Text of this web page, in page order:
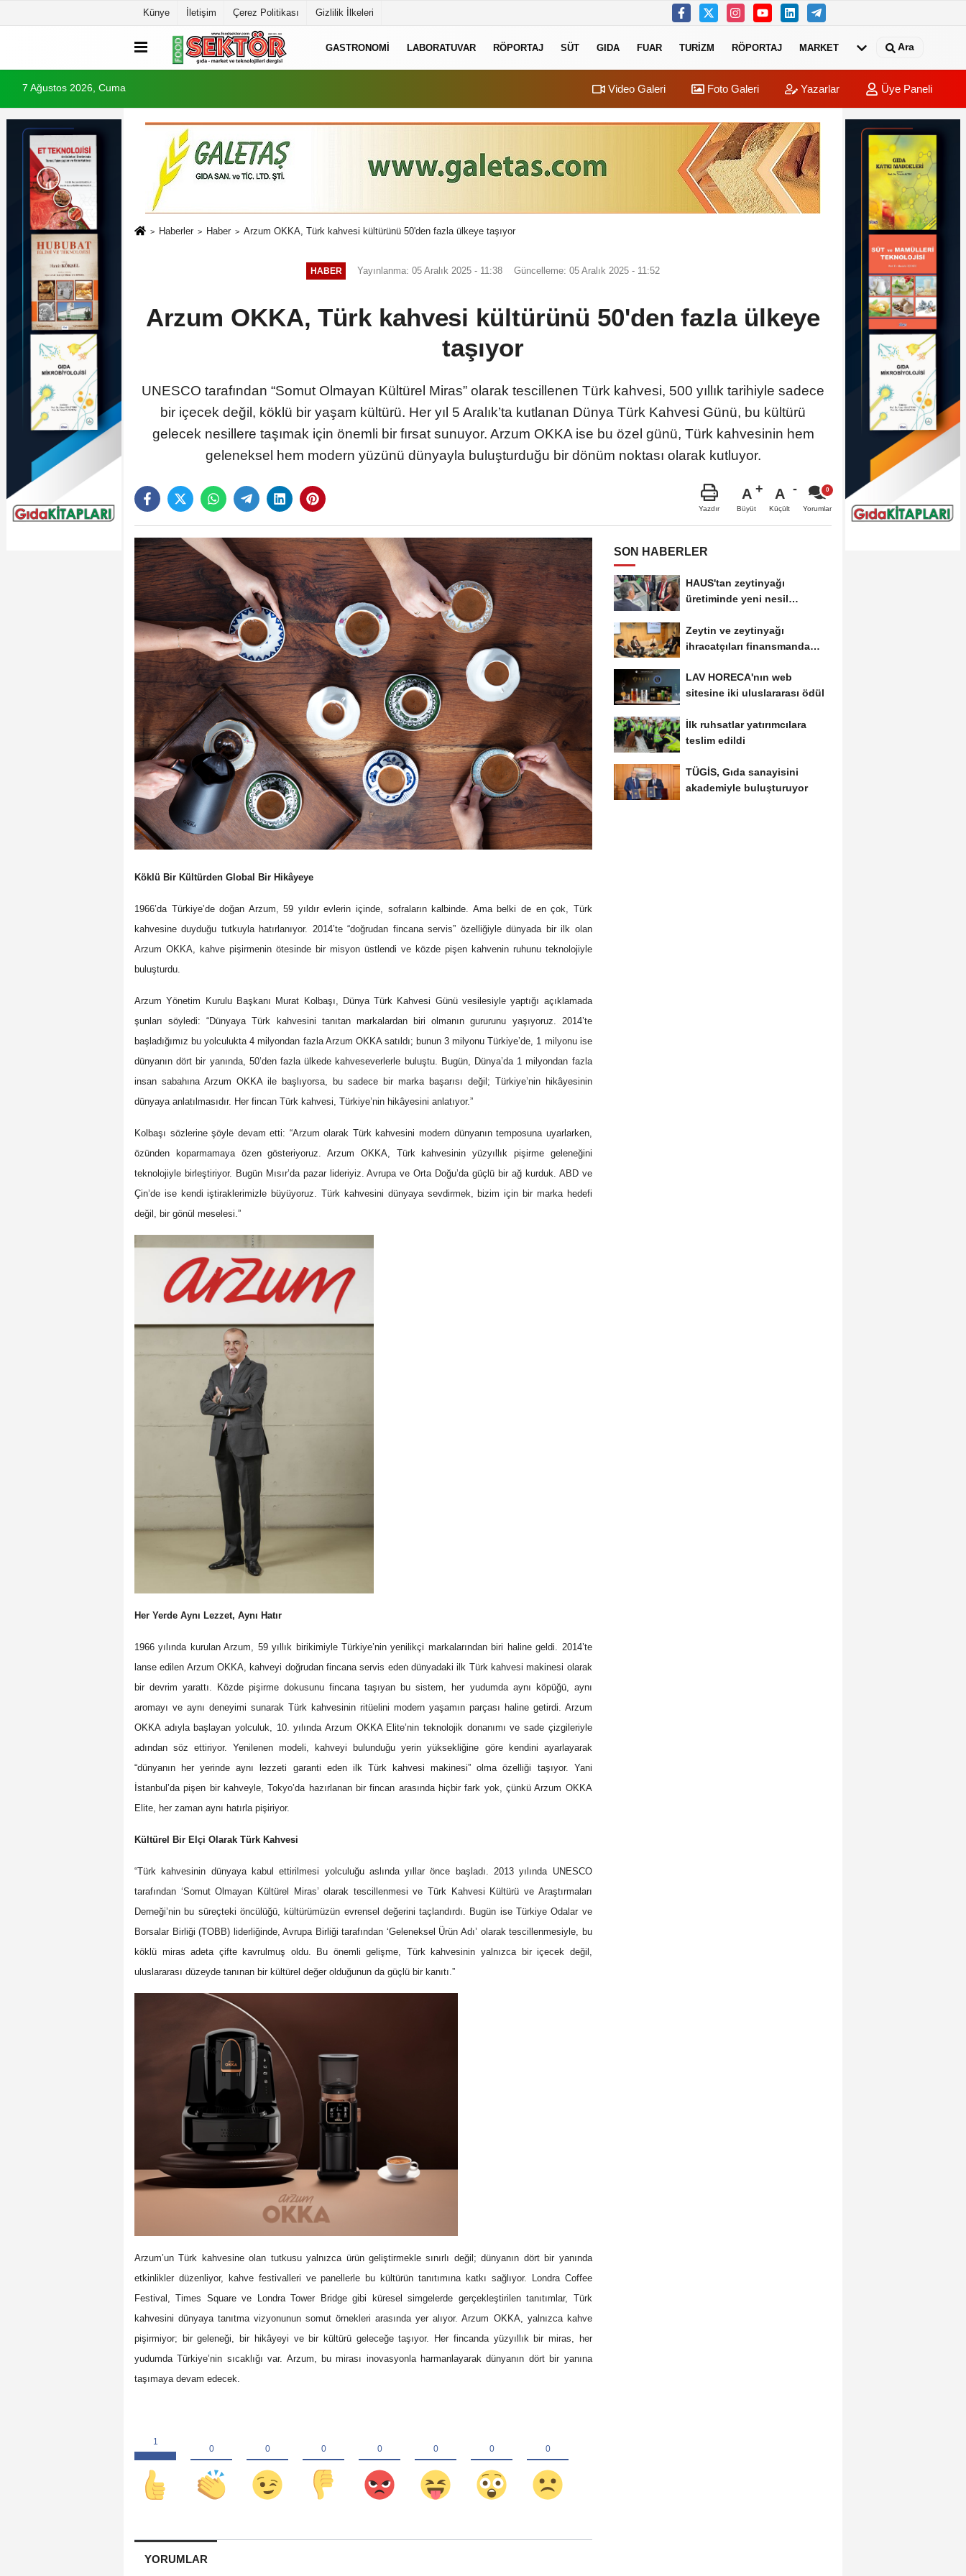
Künye İletişim Çerez Politikası Gizlilik İlkeleri
GASTRONOMI LABORATUVAR RÖPORTAJ SÜT GIDA FUAR TURIZM RÖPORTAJ MARKET Ara
7 Ağustos 2026, Cuma Video Galeri Foto Galeri Yazarlar Üye Paneli
Haberler Haber Arzum OKKA, Türk kahvesi kültürünü 50'den fazla ülkeye taşıyor
HABER Yayınlanma: 05 Aralık 2025 - 11:38 Güncelleme: 05 Aralık 2025 - 11:52
Arzum OKKA, Türk kahvesi kültürünü 50'den fazla ülkeye
taşıyor
UNESCO tarafından “Somut Olmayan Kültürel Miras” olarak tescillenen Türk kahvesi, 500 yıllık tarihiyle sadece
bir içecek değil, köklü bir yaşam kültürü. Her yıl 5 Aralık’ta kutlanan Dünya Türk Kahvesi Günü, bu kültürü
gelecek nesillere taşımak için önemli bir fırsat sunuyor. Arzum OKKA ise bu özel günü, Türk kahvesinin hem
geleneksel hem modern yüzünü dünyayla buluşturduğu bir dönüm noktası olarak kutluyor.
Yazdır
A
Büyüt
A
Küçült Yorumlar
Köklü Bir Kültürden Global Bir Hikâyeye
1966’da Türkiye’de doğan Arzum, 59 yıldır evlerin içinde, sofraların kalbinde. Ama belki de en çok, Türk
kahvesine duyduğu tutkuyla hatırlanıyor. 2014’te “doğrudan fincana servis” özelliğiyle dünyada bir ilk olan
Arzum OKKA, kahve pişirmenin ötesinde bir misyon üstlendi ve közde pişen kahvenin ruhunu teknolojiyle
buluşturdu.
Arzum Yönetim Kurulu Başkanı Murat Kolbaşı , Dünya Türk Kahvesi Günü vesilesiyle yaptığı açıklamada
şunları söyledi: “Dünyaya Türk kahvesini tanıtan markalardan biri olmanın gururunu yaşıyoruz. 2014’te
başladığımız bu yolculukta 4 milyondan fazla Arzum OKKA satıldı; bunun 3 milyonu Türkiye’de, 1 milyonu ise
dünyanın dört bir yanında, 50’den fazla ülkede kahveseverlerle buluştu. Bugün, Dünya’da 1 milyondan fazla
insan sabahına Arzum OKKA ile başlıyorsa, bu sadece bir marka başarısı değil; Türkiye’nin hikâyesinin
dünyaya anlatılmasıdır. Her fincan Türk kahvesi, Türkiye’nin hikâyesini anlatıyor.”
Kolbaşı sözlerine şöyle devam etti: “Arzum olarak Türk kahvesini modern dünyanın temposuna uyarlarken,
özünden koparmamaya özen gösteriyoruz. Arzum OKKA, Türk kahvesinin yüzyıllık pişirme geleneğini
teknolojiyle birleştiriyor. Bugün Mısır’da pazar lideriyiz. Avrupa ve Orta Doğu’da güçlü bir ağ kurduk. ABD ve
Çin’de ise kendi iştiraklerimizle büyüyoruz. Türk kahvesini dünyaya sevdirmek, bizim için bir marka hedefi
değil, bir gönül meselesi.”
Her Yerde Aynı Lezzet, Aynı Hatır
1966 yılında kurulan Arzum, 59 yıllık birikimiyle Türkiye’nin yenilikçi markalarından biri haline geldi. 2014’te
lanse edilen Arzum OKKA, kahveyi doğrudan fincana servis eden dünyadaki ilk Türk kahvesi makinesi olarak
bir devrim yarattı. Közde pişirme dokusunu fincana taşıyan bu sistem, her yudumda aynı köpüğü, aynı
aromayı ve aynı deneyimi sunarak Türk kahvesinin ritüelini modern yaşamın parçası haline getirdi. Arzum
OKKA adıyla başlayan yolculuk, 10. yılında Arzum OKKA Elite’nin teknolojik donanımı ve sade çizgileriyle
adından söz ettiriyor. Yenilenen modeli, kahveyi bulunduğu yerin yüksekliğine göre kendini ayarlayarak
“dünyanın her yerinde aynı lezzeti garanti eden ilk Türk kahvesi makinesi” olma özelliği taşıyor. Yani
İstanbul’da pişen bir kahveyle, Tokyo’da hazırlanan bir fincan arasında hiçbir fark yok, çünkü Arzum OKKA
Elite, her zaman aynı hatırla pişiriyor.
Kültürel Bir Elçi Olarak Türk Kahvesi
“Türk kahvesinin dünyaya kabul ettirilmesi yolculuğu aslında yıllar önce başladı. 2013 yılında UNESCO
tarafından ‘Somut Olmayan Kültürel Miras’ olarak tescillenmesi ve Türk Kahvesi Kültürü ve Araştırmaları
Derneği’nin bu süreçteki öncülüğü, kültürümüzün evrensel değerini taçlandırdı. Bugün ise Türkiye Odalar ve
Borsalar Birliği (TOBB) liderliğinde, Avrupa Birliği tarafından ‘Geleneksel Ürün Adı’ olarak tescillenmesiyle, bu
köklü miras adeta çifte kavrulmuş oldu. Bu önemli gelişme, Türk kahvesinin yalnızca bir içecek değil,
uluslararası düzeyde tanınan bir kültürel değer olduğunun da güçlü bir kanıtı.”
Arzum’un Türk kahvesine olan tutkusu yalnızca ürün geliştirmekle sınırlı değil; dünyanın dört bir yanında
etkinlikler düzenliyor, kahve festivalleri ve panellerle bu kültürün tanıtımına katkı sağlıyor. Londra Coffee
Festival, Times Square ve Londra Tower Bridge gibi küresel simgelerde gerçekleştirilen tanıtımlar, Türk
kahvesini dünyaya tanıtma vizyonunun somut örnekleri arasında yer alıyor. Arzum OKKA, yalnızca kahve
pişirmiyor; bir geleneği, bir hikâyeyi ve bir kültürü geleceğe taşıyor. Her fincanda yüzyıllık bir miras, her
yudumda Türkiye’nin sıcaklığı var. Arzum, bu mirası inovasyonla harmanlayarak dünyanın dört bir yanına
taşımaya devam edecek.
YORUMLAR
SON HABERLER
HAUS'tan zeytinyağı
üretiminde yeni nesil
Zeytin ve zeytinyağı
ihracatçıları finansmanda
LAV HORECA'nın web
sitesine iki uluslararası ödül
İlk ruhsatlar yatırımcılara
teslim edildi
TÜGİS, Gıda sanayisini
akademiyle buluşturuyor